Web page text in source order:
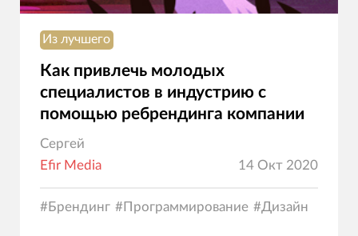
Из лучшего
Как привлечь молодых
специалистов в индустрию с
помощью ребрендинга компании
Сергей
Efir Media
14 Окт 2020
#Брендинг #Программирование #Дизайн